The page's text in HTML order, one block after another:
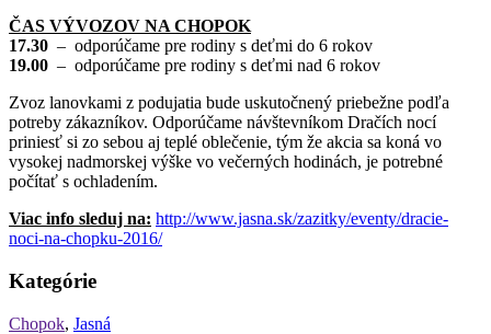
ČAS VÝVOZOV NA CHOPOK
17.30 – odporúčame pre rodiny s deťmi do 6 rokov
19.00 – odporúčame pre rodiny s deťmi nad 6 rokov
Zvoz lanovkami z podujatia bude uskutočnený priebežne podľa
potreby zákazníkov. Odporúčame návštevníkom Dračích nocí
priniesť si zo sebou aj teplé oblečenie, tým že akcia sa koná vo
vysokej nadmorskej výške vo večerných hodinách, je potrebné
počítať s ochladením.
Viac info sleduj na: http://www.jasna.sk/zazitky/eventy/dracie-
noci-na-chopku-2016/
Kategórie
Chopok, Jasná